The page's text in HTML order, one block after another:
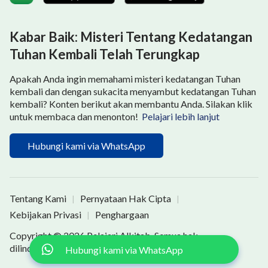
Menurut nubuatan Tuhan Yesus, Dia akan
berinkarnasi sebagai Anak Manusia ketika Dia datang
kembali di akhir zaman. Tuhan Yesus berfirman:
“Sebab Anak Manusia akan datang pada waktu
yang tidak engkau duga” (Matius 24:44)“Karena
sama seperti kilat datang dari arah timur, dan
bersinar ke arah barat, demikianlah kedatangan
Anak Manusia kelak”(Matius 24:27)
Manusia” di sini mengacu pada Roh Tuhan yang
mengenakan daging sebagai Anak Manusia, yang
mengacu pada inkarnasi Tuhan. Oleh karena itu,
mencari dan mengenal inkarnasi Kristus di akhir
Kabar Baik: Misteri Tentang Kedatangan
Tuhan Kembali Telah Terungkap
Apakah Anda ingin memahami misteri kedatangan Tuhan
kembali dan dengan sukacita menyambut kedatangan Tuhan
kembali? Konten berikut akan membantu Anda. Silakan klik
untuk membaca dan menonton! Pelajari lebih lanjut
Hubungi kami via WhatsApp
Tentang Kami | Pernyataan Hak Cipta |
Kebijakan Privasi |
Penghargaan
Copyright © 2026Pelajari Alkitab. Semua hak
dilindungi undang-undang.Hubungi kami via WhatsApp